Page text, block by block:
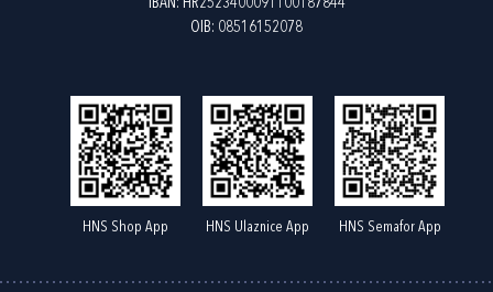
IBAN: HR2523400091100187844
OIB: 08516152078
HNS Shop App HNS Ulaznice App HNS Semafor App